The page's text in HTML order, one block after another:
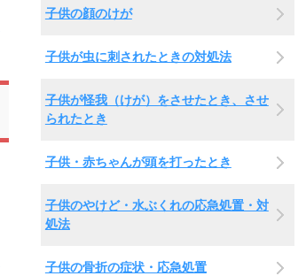
子供の顔のけが
子供が虫に刺されたときの対処法
子供が怪我（けが）をさせたとき、させ
られたとき
子供・赤ちゃんが頭を打ったとき
子供のやけど・水ぶくれの応急処置・対
処法
子供の骨折の症状・応急処置